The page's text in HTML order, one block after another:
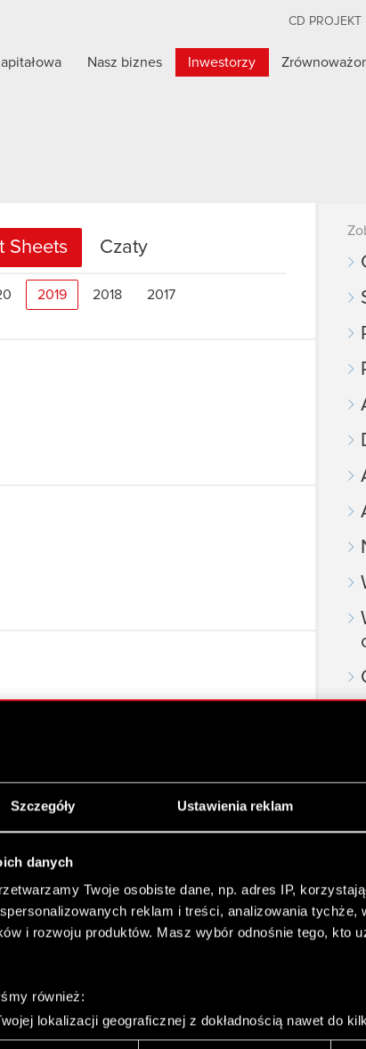
Szczegóły Ustawienia reklam
danych
Twoje osobiste dane, np. adres IP,
reklam i treści, analizowania tychże,
i rozwoju produktów. Masz wybór odnośnie tego, kto
również:
lokalizacji geograficznej z dokładnością nawet do
aktywnie analizując charakteryzującego je zbiory
CD PROJEKT
Nasz biznes Inwestorzy
Sheets Czaty
2019 2018 2017